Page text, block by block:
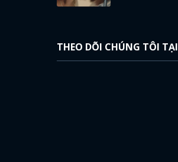
THEO DÕI CHÚNG TÔI TẠI